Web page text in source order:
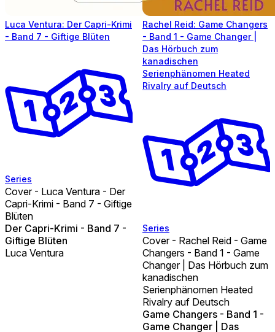
Luca Ventura: Der Capri-Krimi
- Band 7 - Giftige Blüten
Series
Cover - Luca Ventura - Der
Capri-Krimi - Band 7 - Giftige
Blüten
Der Capri-Krimi - Band 7 -
Giftige Blüten
Luca Ventura
Rachel Reid: Game Changers
- Band 1 - Game Changer |
Das Hörbuch zum
kanadischen
Serienphänomen Heated
Rivalry auf Deutsch
Series
Cover - Rachel Reid - Game
Changers - Band 1 - Game
Changer | Das Hörbuch zum
kanadischen
Serienphänomen Heated
Rivalry auf Deutsch
Game Changers - Band 1 -
Game Changer | Das